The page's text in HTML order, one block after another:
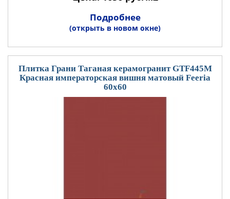
Подробнее
(открыть в новом окне)
Плитка Грани Таганая керамогранит GTF445М
Красная императорская вишня матовый Feeria
60x60